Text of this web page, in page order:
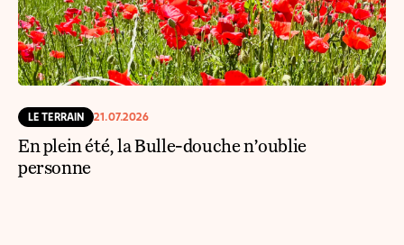
LE TERRAIN 21.07.2026
En plein été, la Bulle-douche n’oublie
personne